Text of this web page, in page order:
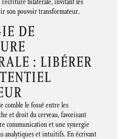
l’écriture bilatérale, invitant les
son pouvoir transformateur.
DE
: LIBÉRER
comble le fossé entre les
et droit du cerveau, favorisant
communication et une synergie
analytiques et intuitifs. En écrivant